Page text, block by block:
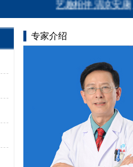
艺趣相伴 清凉安康| 温
专家介绍